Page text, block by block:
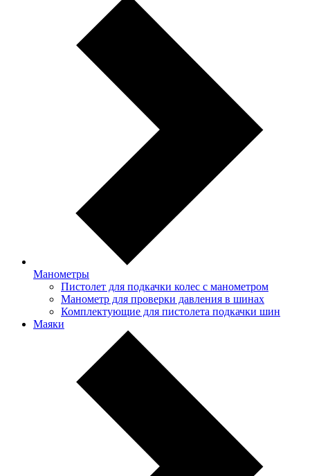
Манометры
Пистолет для подкачки колес с манометром
Манометр для проверки давления в шинах
Комплектующие для пистолета подкачки шин
Маяки